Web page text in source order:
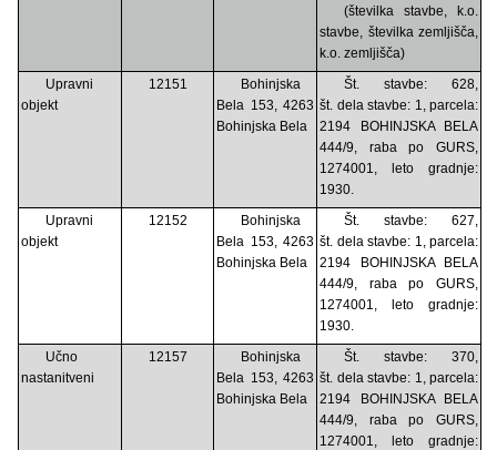
(številka stavbe, k.o.
stavbe, številka zemljišča,
k.o. zemljišča)
Upravni
objekt
12151
Bohinjska
Bela 153, 4263
Bohinjska Bela
Št. stavbe: 628,
št. dela stavbe: 1, parcela:
2194 BOHINJSKA BELA
444/9, raba po GURS,
1274001, leto gradnje:
1930.
Upravni
objekt
12152
Bohinjska
Bela 153, 4263
Bohinjska Bela
Št. stavbe: 627,
št. dela stavbe: 1, parcela:
2194 BOHINJSKA BELA
444/9, raba po GURS,
1274001, leto gradnje:
1930.
Učno
nastanitveni
12157
Bohinjska
Bela 153, 4263
Bohinjska Bela
Št. stavbe: 370,
št. dela stavbe: 1, parcela:
2194 BOHINJSKA BELA
444/9, raba po GURS,
1274001, leto gradnje: